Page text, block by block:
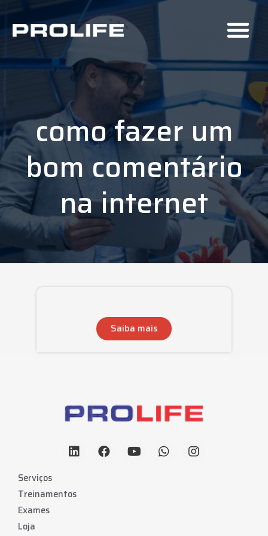
como fazer um
bom comentário
na internet
Saiba mais
Serviços
Treinamentos
Exames
Loja